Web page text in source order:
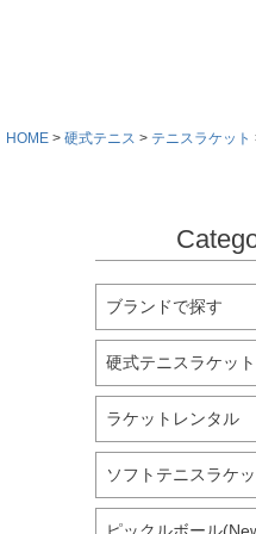
HOME 硬式テニス テニスラケット
ブランドで探す
硬式テニスラケット
ラケットレンタル
ソフトテニスラケ
ピックルボール